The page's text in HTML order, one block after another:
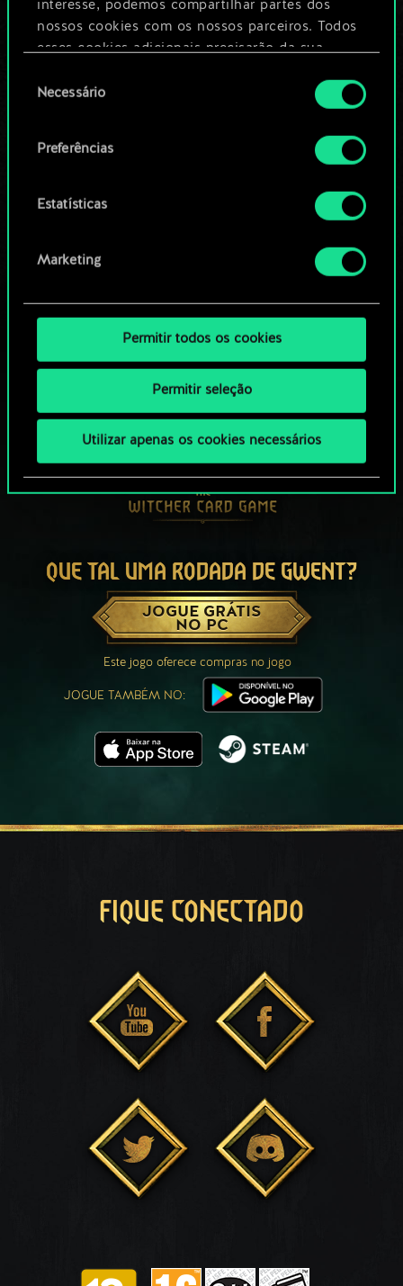
interesse, podemos compartilhar partes dos
nossos cookies com os nossos parceiros. Todos
esses cookies adicionais precisarão da sua
Você encontrará todos os detalhes sobre o uso
de cookies e poderá ajustar as suas preferências
no menu "Configurações" abaixo.
deNecessário
Preferências
Estatísticas
Marketing
Permitir todos os cookies
Permitir seleção
Utilizar apenas os cookies necessários
um guia
QUE TAL UMA RODADA DE GWENT?
JOGUE GRÁTIS
NO PC
Este jogo oferece compras no jogo
JOGUE TAMBÉM NO:
FIQUE CONECTADO